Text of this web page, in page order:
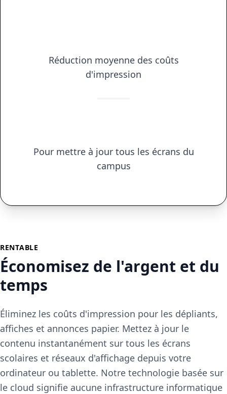
RENTABLE
Économisez de l'argent et du
temps
Éliminez les coûts d'impression pour les dépliants,
affiches et annonces papier. Mettez à jour le
contenu instantanément sur tous les écrans
scolaires et réseaux d'affichage depuis votre
ordinateur ou tablette. Notre technologie basée sur
le cloud signifie aucune infrastructure informatique
Réduction moyenne des coûts
d'impression
Pour mettre à jour tous les écrans du
campus